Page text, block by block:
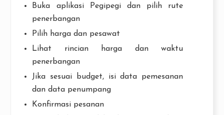
Buka aplikasi Pegipegi dan pilih rute
penerbangan
Pilih harga dan pesawat
Lihat rincian harga dan waktu
penerbangan
Jika sesuai budget, isi data pemesanan
dan data penumpang
Konfirmasi pesanan